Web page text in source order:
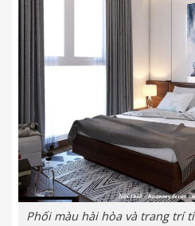
Phối màu hài hòa và trang trí